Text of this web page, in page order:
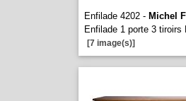
Enfilade 4202 - Michel
Enfilade 1 porte 3 tiroirs
[7 image(s)]